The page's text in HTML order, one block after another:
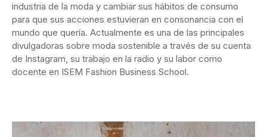
industria de la moda y cambiar sus hábitos de consumo
para que sus acciones estuvieran en consonancia con el
mundo que quería. Actualmente es una de las principales
divulgadoras sobre moda sostenible a través de su cuenta
de Instagram, su trabajo en la radio y su labor como
docente en ISEM Fashion Business School.